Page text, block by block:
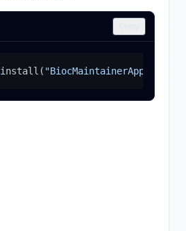
install ( "BiocMaintainerApp"